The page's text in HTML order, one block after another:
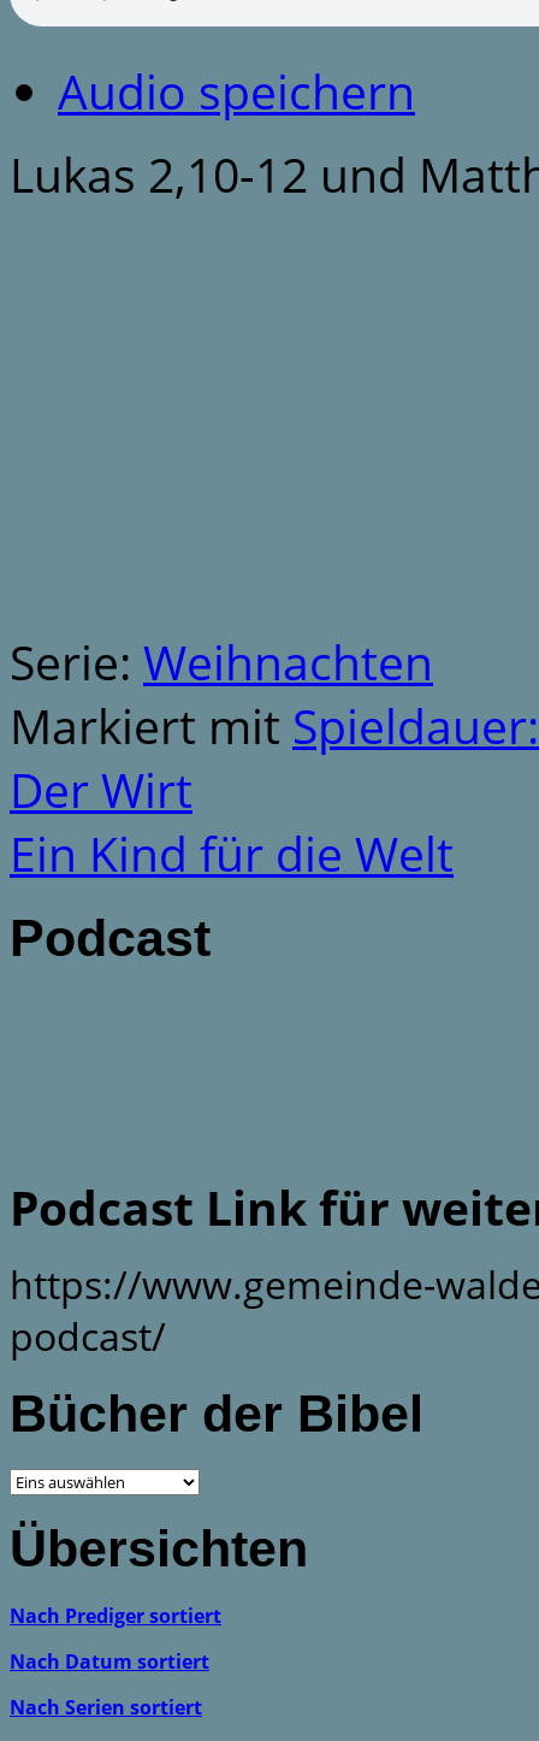
Audio speichern
Lukas 2,10-12 und
Serie: Weihnachten
Markiert mit
Der Wirt
Ein Kind für die Welt
Podcast
Podcast Link für
https://www.gemeinde-
podcast/
Bücher der Bibel
Übersichten
Nach Prediger sortiert
Nach Datum sortiert
Nach Serien sortiert